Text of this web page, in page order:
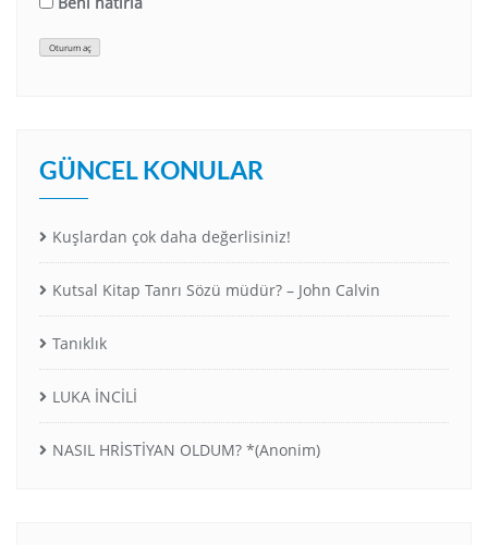
Oturum aç
GÜNCEL KONULAR
Kuşlardan çok daha değerlisiniz!
Kutsal Kitap Tanrı Sözü müdür? – John Calvin
Tanıklık
LUKA İNCİLİ
NASIL HRİSTİYAN OLDUM? *(Anonim)